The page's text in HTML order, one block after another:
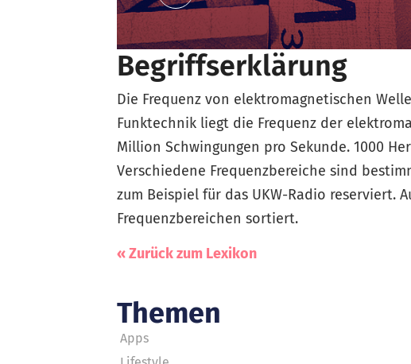
Begriffserklärung
Die Frequenz von elektromagnetischen
Funktechnik liegt die Frequenz der
Million Schwingungen pro Sekunde. 1000
Verschiedene Frequenzbereiche sind
zum Beispiel für das UKW-Radio reserviert.
Frequenzbereichen sortiert.
« Zurück zum Lexikon
Themen
Apps